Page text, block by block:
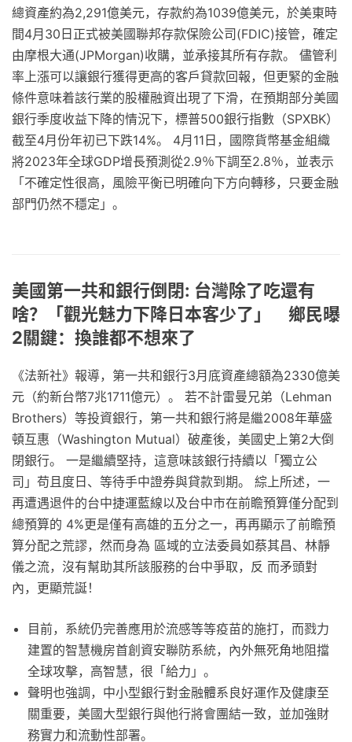
總資產約為2,291億美元，存款約為1039億美元，於美東時
間4月30日正式被美國聯邦存款保險公司(FDIC)接管，確定
由摩根大通(JPMorgan)收購，並承接其所有存款。 儘管利
率上漲可以讓銀行獲得更高的客戶貸款回報，但更緊的金融
條件意味着該行業的股權融資出現了下滑，在預期部分美國
銀行季度收益下降的情況下，標普500銀行指數（SPXBK）
截至4月份年初已下跌14%。 4月11日，國際貨幣基金組織
將2023年全球GDP增長預測從2.9％下調至2.8％，並表示
「不確定性很高，風險平衡已明確向下方向轉移，只要金融
部門仍然不穩定」。
美國第一共和銀行倒閉: 台灣除了吃還有
啥？「觀光魅力下降日本客少了」 鄉民曝
2關鍵：換誰都不想來了
《法新社》報導，第一共和銀行3月底資產總額為2330億美
元（約新台幣7兆1711億元）。 若不計雷曼兄弟（Lehman
Brothers）等投資銀行，第一共和銀行將是繼2008年華盛
頓互惠（Washington Mutual）破產後，美國史上第2大倒
閉銀行。 一是繼續堅持，這意味該銀行持續以「獨立公
司」苟且度日、等待手中證券與貸款到期。 綜上所述，一
再遭遇退件的台中捷運藍線以及台中市在前瞻預算僅分配到
總預算的 4%更是僅有高雄的五分之一，再再顯示了前瞻預
算分配之荒謬，然而身為 區域的立法委員如蔡其昌、林靜
儀之流，沒有幫助其所該服務的台中爭取，反 而矛頭對
內，更顯荒誕！
目前，系統仍完善應用於流感等等疫苗的施打，而戮力
建置的智慧機房首創資安聯防系統，內外無死角地阻擋
全球攻擊，高智慧，很「給力」。
聲明也強調，中小型銀行對金融體系良好運作及健康至
關重要，美國大型銀行與他行將會團結一致，並加強財
務實力和流動性部署。